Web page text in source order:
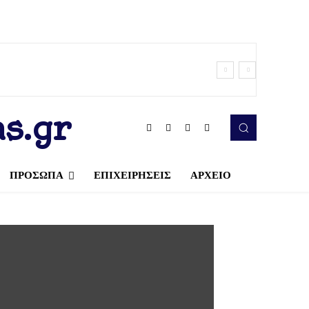
ΠΡΟΣΩΠΑ ΕΠΙΧΕΙΡΗΣΕΙΣ ΑΡΧΕΙΟ